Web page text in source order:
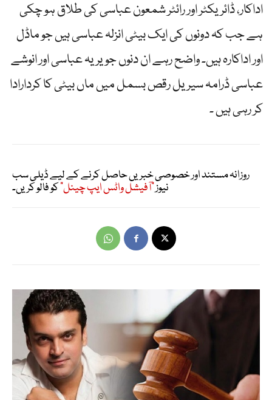
اداکار، ڈائریکٹر اور رائٹر شمعون عباسی کی طلاق ہو چکی
ہے جب کہ دونوں کی ایک بیٹی انزلہ عباسی ہیں جو ماڈل
اور اداکارہ ہیں۔ واضح رہے ان دنوں جویریہ عباسی اور انوشے
عباسی ڈرامہ سیریل رقص بسمل میں ماں بیٹی کا کردارادا
کر رہی ہیں ۔
روزانہ مستند اور خصوصی خبریں حاصل کرنے کے لیے ڈیلی سب
نیوز"آفیشل واٹس ایپ چینل"کو فالو کریں۔